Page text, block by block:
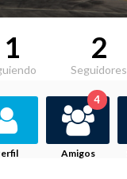
1 2
Seguidores
Amigos
4